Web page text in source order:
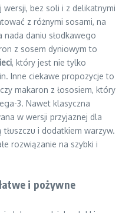
bez soli i z delikatnymi
z różnymi sosami, na
nada daniu słodkawego
z sosem dyniowym to
, który jest nie tylko
Inne ciekawe propozycje to
makaron z łososiem, który
3. Nawet klasyczna
w wersji przyjaznej dla
tłuszczu i dodatkiem warzyw.
rozwiązanie na szybki i
i pożywne